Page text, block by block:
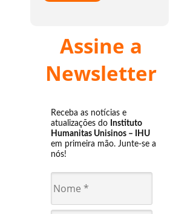
Assine a
Newsletter
Receba as notícias e
atualizações do Instituto
Humanitas Unisinos – IHU
em primeira mão. Junte-se a
nós!